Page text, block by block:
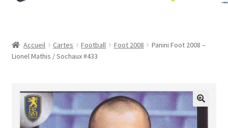
Mon compte
Panier
Validation de la commande
Accueil Cartes Football Foot 2008
Panini Foot 2008 –
Lionel Mathis / Sochaux #433